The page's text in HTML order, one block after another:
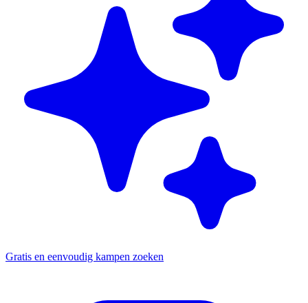
Gratis en eenvoudig kampen zoeken